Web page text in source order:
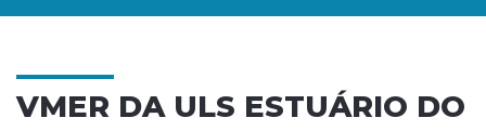
VMER DA ULS ESTUÁRIO DO